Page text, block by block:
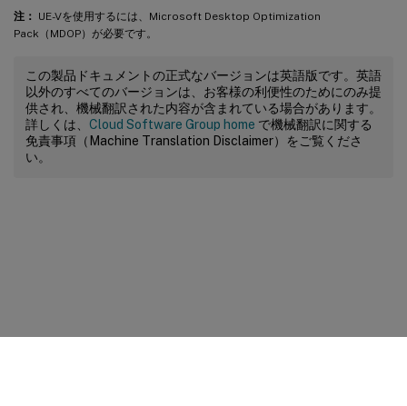
注：
UE-Vを使用するには、Microsoft Desktop Optimization
Pack（MDOP）が必要です。
この製品ドキュメントの正式なバージョンは英語版です。英語
以外のすべてのバージョンは、お客様の利便性のためにのみ提
供され、機械翻訳された内容が含まれている場合があります。
詳しくは、 Cloud Software Group home で機械翻訳に関する
免責事項（Machine Translation Disclaimer）をご覧くださ
い。